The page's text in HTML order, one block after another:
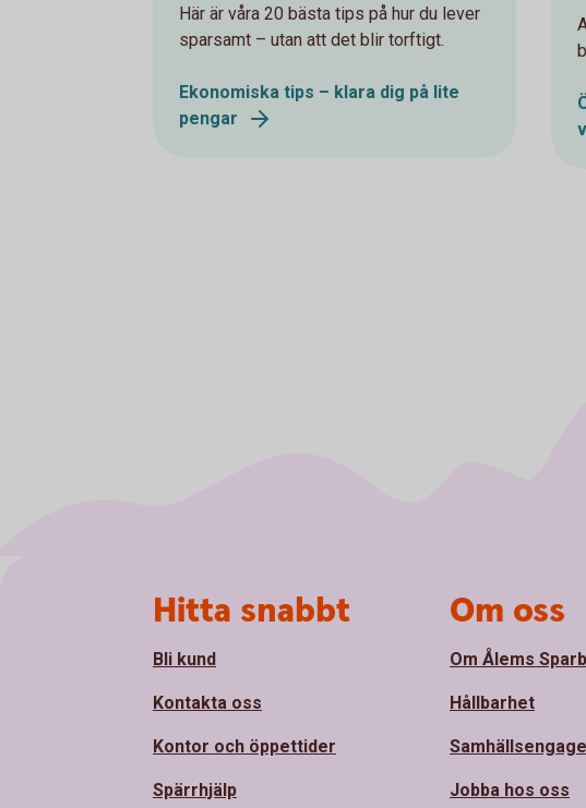
Här är våra 20 bästa tips på hur du lever
sparsamt – utan att det blir torftigt.
Ekonomiska tips – klara dig på lite
pengar
Hitta snabbt
Bli kund
Kontakta oss
Kontor och öppettider
Spärrhjälp
Om oss
Om Ålems
Hållbarhet
Jobba hos oss